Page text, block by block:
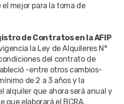
mejor para la toma de
de Contratos en la AFIP
la Ley de Alquileres N°
del contrato de
-entre otros cambios-
de 2 a 3 años y la
alquiler que ahora será anual y
que elaborará el BCRA.